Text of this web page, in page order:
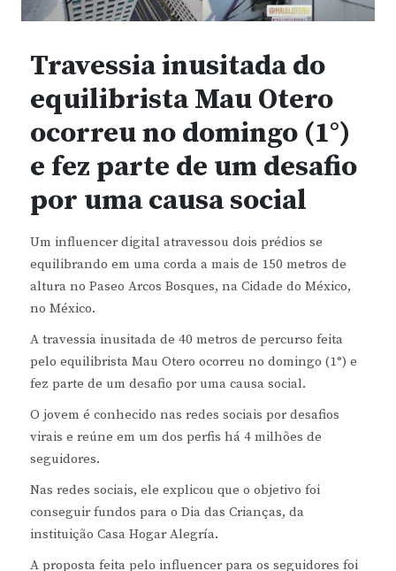
Travessia inusitada do
equilibrista Mau Otero
ocorreu no domingo (1°)
e fez parte de um desafio
por uma causa social
Um influencer digital atravessou dois prédios se
equilibrando em uma corda a mais de 150 metros de
altura no Paseo Arcos Bosques, na Cidade do México,
no México.
A travessia inusitada de 40 metros de percurso feita
pelo equilibrista Mau Otero ocorreu no domingo (1°) e
fez parte de um desafio por uma causa social.
O jovem é conhecido nas redes sociais por desafios
virais e reúne em um dos perfis há 4 milhões de
seguidores.
Nas redes sociais, ele explicou que o objetivo foi
conseguir fundos para o Dia das Crianças, da
instituição Casa Hogar Alegría.
A proposta feita pelo influencer para os seguidores foi